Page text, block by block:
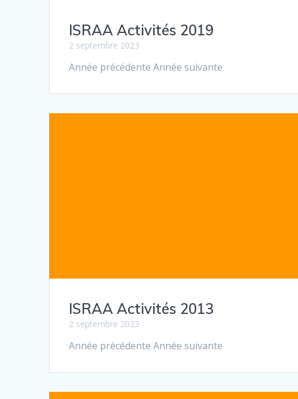
ISRAA Activités 2019
2 septembre 2023
Année précédente Année suivante
ISRAA Activités 2013
2 septembre 2023
Année précédente Année suivante